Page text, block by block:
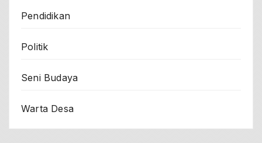
Pendidikan
Politik
Seni Budaya
Warta Desa